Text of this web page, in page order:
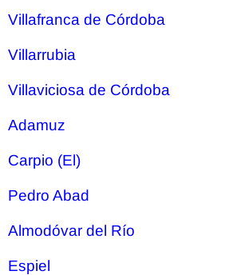
Villafranca de Córdoba
Villarrubia
Villaviciosa de Córdoba
Adamuz
Carpio (El)
Pedro Abad
Almodóvar del Río
Espiel